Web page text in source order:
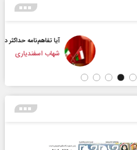
آیا تفاهم‌نامه حداکثر دستاورد راهبردی ایران بود؟